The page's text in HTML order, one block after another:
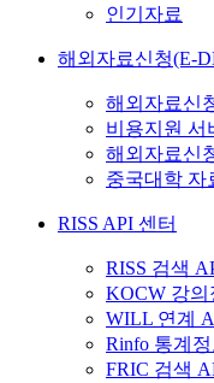
인기자료
해외자료신청(E-
해외자료신
비용지원 서
해외자료신
중국대학 자
RISS API 센터
RISS 검색
KOCW 강의
WILL 연계
Rinfo 통계
FRIC 검색